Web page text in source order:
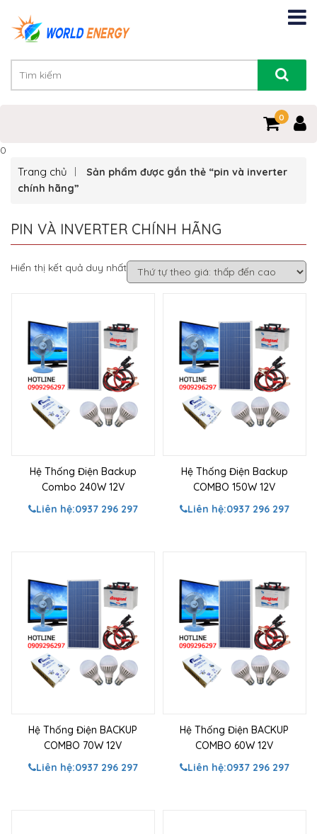
0
0
Trang chủ
Sản phẩm được gắn thẻ “pin và inverter
chính hãng”
PIN VÀ INVERTER CHÍNH HÃNG
Hiển thị kết quả duy nhất
Hệ Thống Điện Backup
Combo 240W 12V
Liên hệ:0937 296 297
Hệ Thống Điện Backup
COMBO 150W 12V
Liên hệ:0937 296 297
Hệ Thống Điện BACKUP
COMBO 70W 12V
Liên hệ:0937 296 297
Hệ Thống Điện BACKUP
COMBO 60W 12V
Liên hệ:0937 296 297